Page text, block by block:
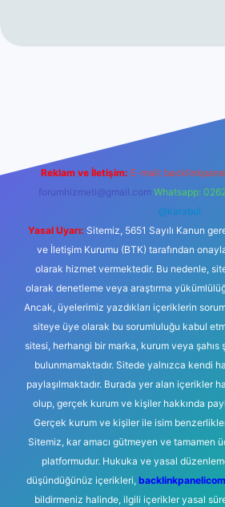
Reklam ve İletişim: E-mail:
forumhizmeti@gmail.com Whatsapp:
@karabul
Yasal Uyarı: Sitemiz, 5651 Sayılı Kanun
ve İletişim Kurumu (BTK) tarafından
olarak hizmet vermektedir. Bu nedenle,
olarak denetleme veya araştırma
Ancak, üyelerimiz yazdıkları içeriklerin
siteye üye olarak bu sorumluluğu kabul
sitesi, herhangi bir marka, kurum veya şahıs
bulunmamaktadır. Sitede yalnızca kendi
paylaşılmaktadır. Burada yer alan içerikler
olup, gerçek kurum ve kişiler hakkında
Gerçek kurum ve kişiler ile isim
Sitemiz, kar amacı gütmeyen ve tamamen
platformudur. Hukuka ve yasal
düşündüğünüz içerikleri,
bildirmeniz halinde, ilgili içerikler yasal